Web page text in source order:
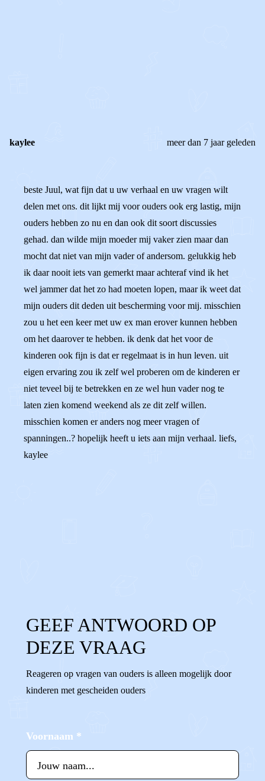
kaylee meer dan 7 jaar geleden
beste Juul, wat fijn dat u uw verhaal en uw vragen wilt
delen met ons. dit lijkt mij voor ouders ook erg lastig, mijn
ouders hebben zo nu en dan ook dit soort discussies
gehad. dan wilde mijn moeder mij vaker zien maar dan
mocht dat niet van mijn vader of andersom. gelukkig heb
ik daar nooit iets van gemerkt maar achteraf vind ik het
wel jammer dat het zo had moeten lopen, maar ik weet dat
mijn ouders dit deden uit bescherming voor mij. misschien
zou u het een keer met uw ex man erover kunnen hebben
om het daarover te hebben. ik denk dat het voor de
kinderen ook fijn is dat er regelmaat is in hun leven. uit
eigen ervaring zou ik zelf wel proberen om de kinderen er
niet teveel bij te betrekken en ze wel hun vader nog te
laten zien komend weekend als ze dit zelf willen.
misschien komen er anders nog meer vragen of
spanningen..? hopelijk heeft u iets aan mijn verhaal. liefs,
kaylee
GEEF ANTWOORD OP
DEZE VRAAG
Reageren op vragen van ouders is alleen mogelijk door
kinderen met gescheiden ouders
Voornaam *